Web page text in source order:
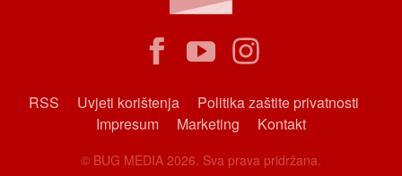
RSS Uvjeti korištenja
Politika zaštite privatnosti
Impresum
Marketing Kontakt
© BUG MEDIA 2026. Sva prava pridržana.